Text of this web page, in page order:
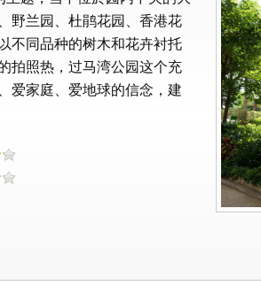
野兰园、杜鹃花园、香港花
不同品种的树木和花卉衬托
拍照热，过马湾公园这个充
爱家庭、爱地球的信念，建